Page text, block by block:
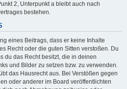
2, Unterpunkt a bleibt auch nach
bestehen.
eines Beitrags, dass er keine Inhalte
Recht oder die guten Sitten verstoßen. Du
du das Recht besitzt, die in deinen
und Bilder zu setzen bzw. zu verwenden.
das Hausrecht aus. Bei Verstößen gegen
oder anderer im Board veröffentlichten